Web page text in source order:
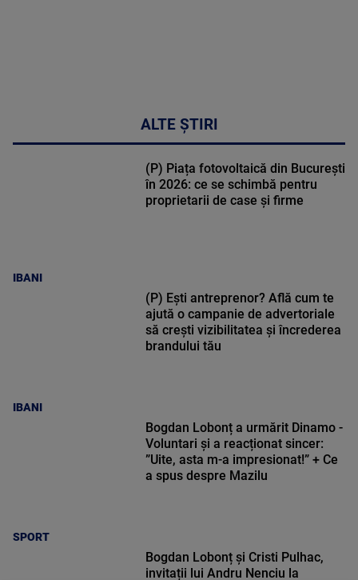
ALTE ȘTIRI
IBANI
(P) Piața fotovoltaică din București
în 2026: ce se schimbă pentru
proprietarii de case și firme
IBANI
(P) Ești antreprenor? Află cum te
ajută o campanie de advertoriale
să crești vizibilitatea și încrederea
brandului tău
SPORT
Bogdan Lobonț a urmărit Dinamo -
Voluntari și a reacționat sincer:
”Uite, asta m-a impresionat!” + Ce
a spus despre Mazilu
Bogdan Lobonț și Cristi Pulhac,
invitații lui Andru Nenciu la